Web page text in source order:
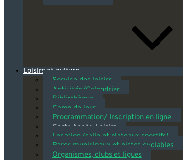
Loisirs et culture
Service des loisirs
Activités/Calendrier
Bibliothèque
Camp de jour
Programmation/ Inscription en ligne
Carte Accès-Loisirs
Location (salle et plateaux sportifs)
Parcs municipaux et pistes cyclables
Organismes, clubs et ligues